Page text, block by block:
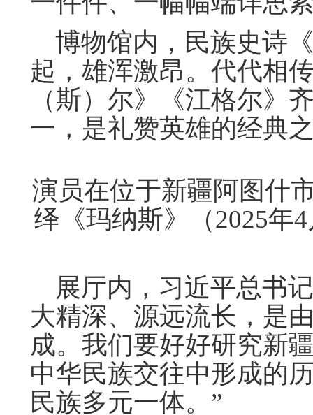
博物馆内，民族史诗
起，雄浑激昂。代代相
（斯）尔》《江格尔》
一，是礼赞英雄的经典
演员在位于新疆阿图什
绎《玛纳斯》（2025年
展厅内，习近平总书
大精深、源远流长，是
成。我们要好好研究新
中华民族交往中形成的
民族多元一体。”